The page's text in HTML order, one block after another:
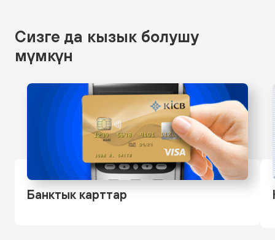
Сизге да кызык болушу
мүмкүн
Банктык карттар